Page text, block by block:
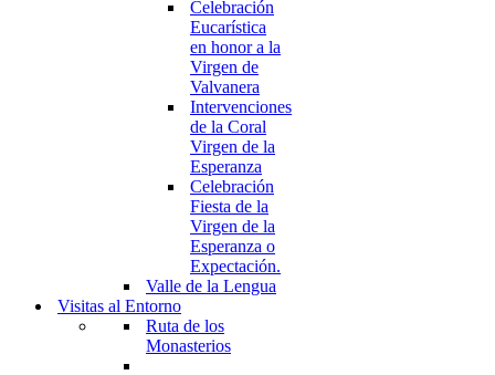
Celebración
Eucarística
en honor a la
Virgen de
Valvanera
Intervenciones
de la Coral
Virgen de la
Esperanza
Celebración
Fiesta de la
Virgen de la
Esperanza o
Expectación.
Valle de la Lengua
Visitas al Entorno
Ruta de los
Monasterios